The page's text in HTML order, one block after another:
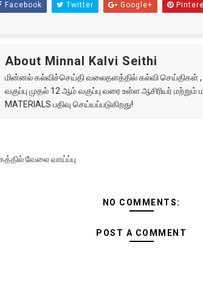
Facebook Twitter Google+
About Minnal Kalvi Seithi
மின்னல் கல்விச்செய்தி வலைதளத்தில் கல்வி செய்திகள்
வகுப்பு முதல் 12 ஆம் வகுப்பு வரை உள்ள ஆசிரியர்
MATERIALS பதிவு செய்யப்படுகிறது!
வேலை வாய்ப்பு
NO COMMENTS:
POST A COMMENT